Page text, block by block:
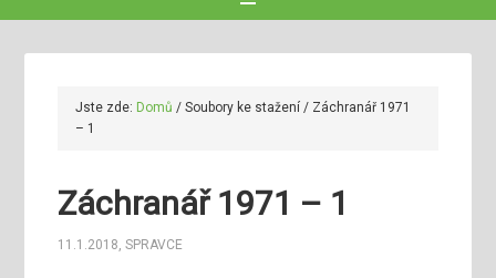
Jste zde: Domů / Soubory ke stažení/ Záchranář 1971
– 1
Záchranář 1971 – 1
11.1.2018,SPRAVCE